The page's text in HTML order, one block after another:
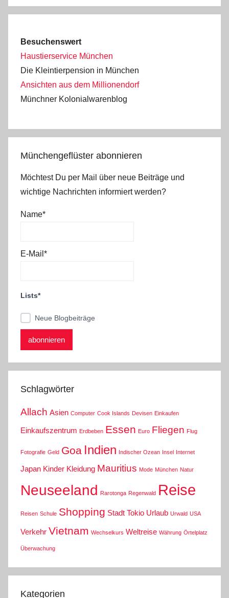
Besuchenswert
Haustierservice München
Die Kleintierpension in München
Ansichten aus dem Millionendorf
Münchner Kolonialwarenblog
Münchengeflüster abonnieren
Möchtest Du per Mail über neue Beiträge und
wichtige Nachrichten informiert werden?
Name*
E-Mail*
Lists*
Neue Blogbeiträge
Schlagwörter
Allach Asien Computer Cook Islands Devisen Einkaufen
Einkaufszentrum Erdbeben Essen Euro Fliegen Flug
Fotografie Geld Goa Indien Indischer Ozean Insel Internet
Japan Kinder Kleidung Mauritius Mode München Natur
Neuseeland Rarotonga Regenwald Reise
Reisen Schule Shopping Stadt Tokio Urlaub Urwald USA
Verkehr Vietnam Wechselkurs Weltreise Währung Örtelplatz
Überwachung
Kategorien